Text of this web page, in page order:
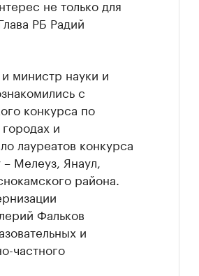
не только для
РБ Радий
министр науки и
с
конкурса по
и
лауреатов конкурса
Мелеуз, Янаул,
района.
Фальков
и
частного